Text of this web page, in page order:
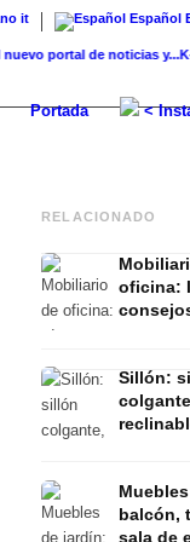
it Español
portal de noticias y...K-
Portada <
RELACIONADO
oficina:
de
Sillón:
sala de
balcón,
sala de